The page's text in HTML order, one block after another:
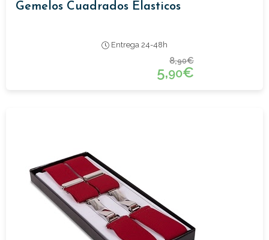
Gemelos Cuadrados Elasticos
Entrega 24-48h
8,90€
5,90€